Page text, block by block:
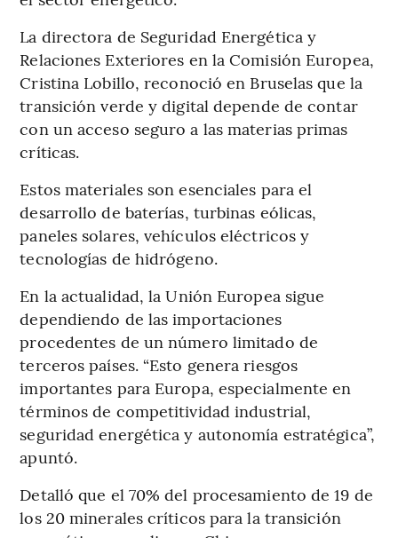
La directora de Seguridad Energética y
Relaciones Exteriores en la Comisión Europea,
Cristina Lobillo, reconoció en Bruselas que la
transición verde y digital depende de contar
con un acceso seguro a las materias primas
críticas.
Estos materiales son esenciales para el
desarrollo de baterías, turbinas eólicas,
paneles solares, vehículos eléctricos y
tecnologías de hidrógeno.
En la actualidad, la Unión Europea sigue
dependiendo de las importaciones
procedentes de un número limitado de
terceros países. “Esto genera riesgos
importantes para Europa, especialmente en
términos de competitividad industrial,
seguridad energética y autonomía estratégica”,
apuntó.
Detalló que el 70% del procesamiento de 19 de
los 20 minerales críticos para la transición